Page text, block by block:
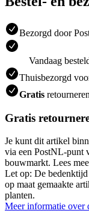
Bezorgd door
Vandaag
Thuisbezorgd
Gratis
Gratis
Je kunt dit artikel
via een PostNL-punt
bouwmarkt. Lees
Let op: De
op maat gemaakte
planten.
Meer informatie over